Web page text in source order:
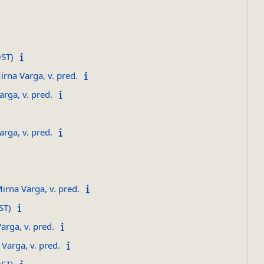
Varga, v. pred.
v. pred.
v. pred.
Varga, v. pred.
v. pred.
Varga, v. pred.